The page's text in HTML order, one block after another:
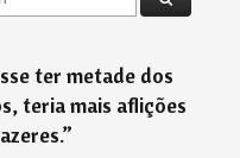
ter metade dos
teria mais aflições
”